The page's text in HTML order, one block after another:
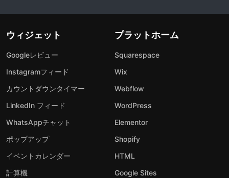
ウィジェット
Googleレビュー
Instagramフィード
カウントダウンタイマー
LinkedIn フィード
WhatsAppチャット
ポップアップ
イベントカレンダー
計算機
プラットホーム
Squarespace
Wix
Webflow
WordPress
Elementor
Shopify
HTML
Google Sites